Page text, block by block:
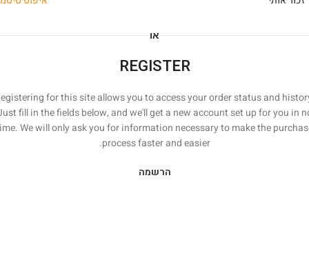
או
REGISTER
for this site allows you to access your order status and
fill in the fields below, and we'll get a new account set up for you in
We will only ask you for information necessary to make the
process faster and easier.
הרשמה